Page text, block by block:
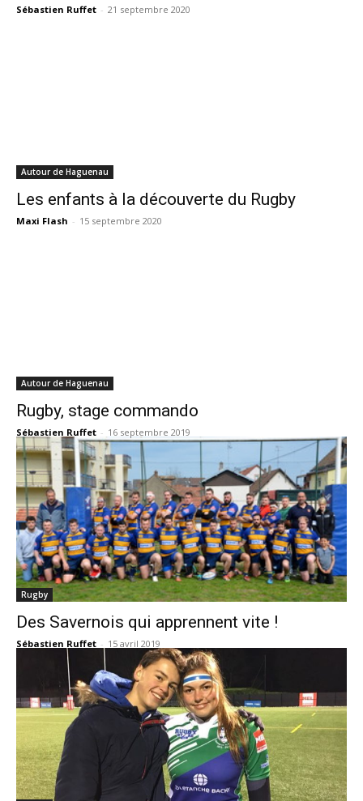
Sébastien Ruffet - 21 septembre 2020
Autour de Haguenau
Les enfants à la découverte du Rugby
Maxi Flash - 15 septembre 2020
Autour de Haguenau
Rugby, stage commando
Sébastien Ruffet - 16 septembre 2019
Rugby
Des Savernois qui apprennent vite !
Sébastien Ruffet - 15 avril 2019